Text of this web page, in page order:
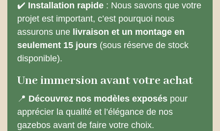
✔️ Installation rapide : Nous savons que votre
projet est important, c’est pourquoi nous
assurons une livraison et un montage en
seulement 15 jours (sous réserve de stock
disponible).
Une immersion avant votre achat
📍 Découvrez nos modèles exposés pour
apprécier la qualité et l’élégance de nos
gazebos avant de faire votre choix.